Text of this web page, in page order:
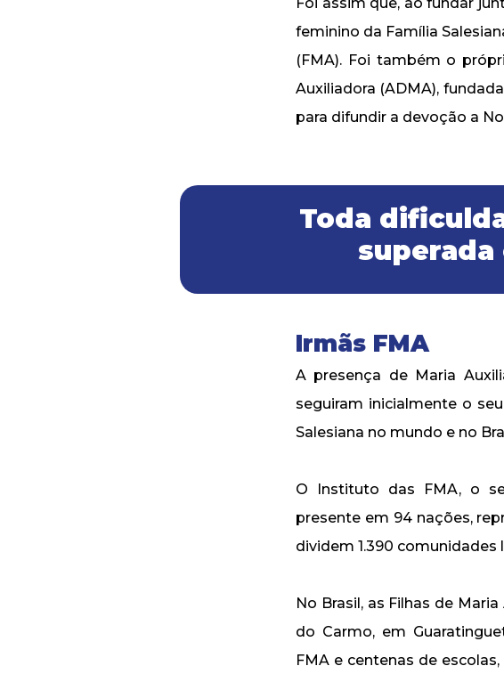
feminino da Família
(FMA). Foi também o
Auxiliadora (ADMA),
para difundir a devoção a
Toda
superada
Irmãs FMA
A presença de Maria
seguiram inicialmente o
Salesiana no mundo e no
O Instituto das FMA, o
presente em 94 nações,
dividem 1.390 comunidades
No Brasil, as Filhas de
do Carmo, em
FMA e centenas de